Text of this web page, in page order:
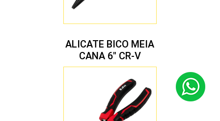
ALICATE BICO MEIA
CANA 6″ CR-V